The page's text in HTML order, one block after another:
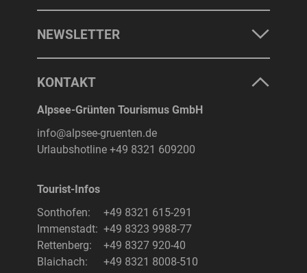
NEWSLETTER
KONTAKT
Alpsee-Grünten Tourismus GmbH
info@alpsee-gruenten.de
Urlaubshotline +49 8321 609200
Tourist-Infos
Sonthofen:
+49 8321 615-291
Immenstadt: +49 8323 9988-77
Rettenberg:
+49 8327 920-40
Blaichach:
+49 8321 8008-510